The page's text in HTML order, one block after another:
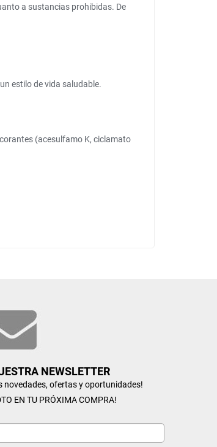
a sustancias prohibidas. De
estilo de vida saludable.
(acesulfamo K, ciclamato
NEWSLETTER
novedades, ofertas y oportunidades!
EN TU PRÓXIMA COMPRA!